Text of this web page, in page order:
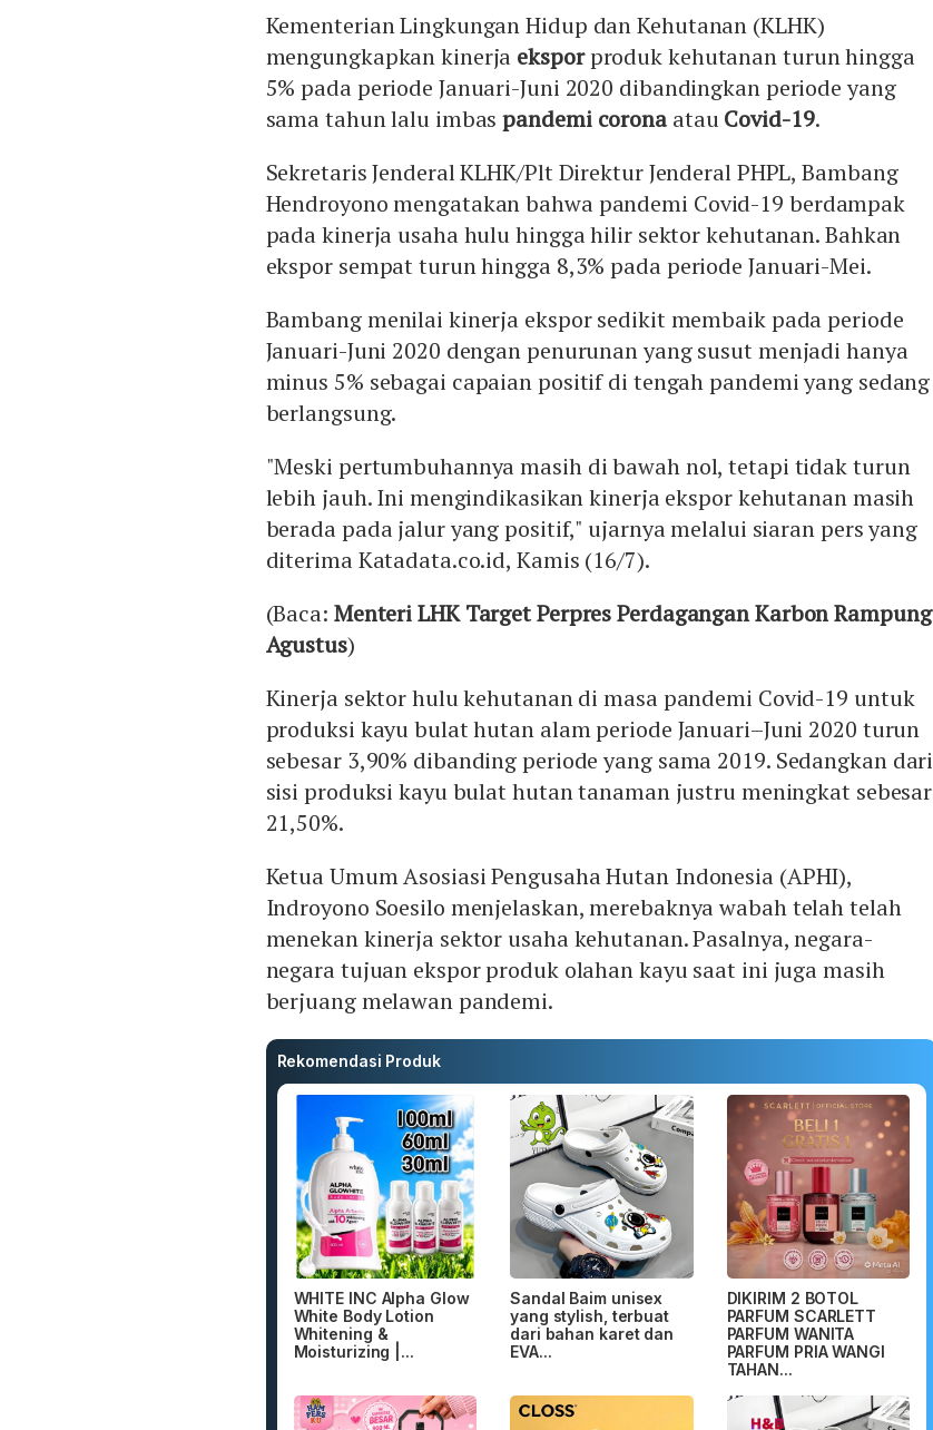
Kementerian Lingkungan Hidup dan Kehutanan (KLHK)
mengungkapkan kinerja eksporproduk kehutanan turun hingga
5% pada periode Januari-Juni 2020 dibandingkan periode yang
sama tahun lalu imbaspandemi coronaatauCovid-19.
Sekretaris Jenderal KLHK/Plt Direktur Jenderal PHPL, Bambang
Hendroyono mengatakan bahwa pandemi Covid-19 berdampak
pada kinerja usaha hulu hingga hilir sektor kehutanan. Bahkan
ekspor sempat turun hingga 8,3% pada periode Januari-Mei.
Bambang menilai kinerja ekspor sedikit membaik pada periode
Januari-Juni 2020 dengan penurunan yang susut menjadi hanya
minus 5% sebagai capaian positif di tengah pandemi yang sedang
berlangsung.
"Meski pertumbuhannya masih di bawah nol, tetapi tidak turun
lebih jauh. Ini mengindikasikan kinerja ekspor kehutanan masih
berada pada jalur yang positif," ujarnya melalui siaran pers yang
diterima Katadata.co.id, Kamis (16/7).
(Baca: Menteri LHK Target Perpres Perdagangan Karbon Rampung
Agustus)
Kinerja sektor hulu kehutanan di masa pandemi Covid-19 untuk
produksi kayu bulat hutan alam periode Januari–Juni 2020 turun
sebesar 3,90% dibanding periode yang sama 2019. Sedangkan dari
sisi produksi kayu bulat hutan tanaman justru meningkat sebesar
21,50%.
Ketua Umum Asosiasi Pengusaha Hutan Indonesia (APHI),
Indroyono Soesilo menjelaskan, merebaknya wabah telah telah
menekan kinerja sektor usaha kehutanan. Pasalnya, negara-
negara tujuan ekspor produk olahan kayu saat ini juga masih
berjuang melawan pandemi.
Rekomendasi Produk
WHITE INC Alpha Glow
White Body Lotion
Whitening &
Moisturizing |...
Sandal Baim unisex
yang stylish, terbuat
dari bahan karet dan
EVA...
DIKIRIM 2 BOTOL
PARFUM SCARLETT
PARFUM WANITA
PARFUM PRIA WANGI
TAHAN...